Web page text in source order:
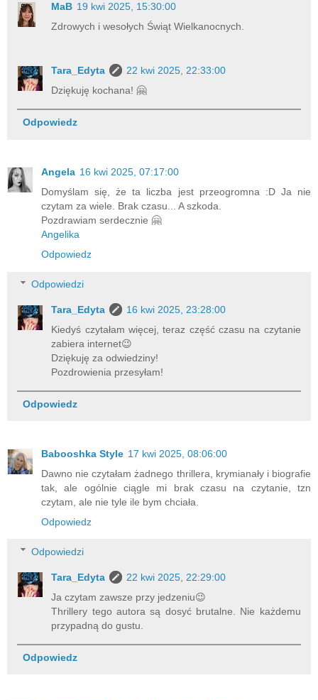
MaB 19 kwi 2025, 15:30:00
Zdrowych i wesołych Świąt Wielkanocnych.
Tara_Edyta
22 kwi 2025, 22:33:00
Dziękuję kochana! 🤗
Odpowiedz
Angela 16 kwi 2025, 07:17:00
Domyślam się, że ta liczba jest przeogromna :D Ja nie
czytam za wiele. Brak czasu... A szkoda.
Pozdrawiam serdecznie 🤗
Angelika
Odpowiedz
Odpowiedzi
Tara_Edyta
16 kwi 2025, 23:28:00
Kiedyś czytałam więcej, teraz część czasu na czytanie
zabiera internet😉
Dziękuję za odwiedziny!
Pozdrowienia przesyłam!
Odpowiedz
Babooshka Style 17 kwi 2025, 08:06:00
Dawno nie czytałam żadnego thrillera, krymianały i biografie
tak, ale ogólnie ciągle mi brak czasu na czytanie, tzn
czytam, ale nie tyle ile bym chciała.
Odpowiedz
Odpowiedzi
Tara_Edyta
22 kwi 2025, 22:29:00
Ja czytam zawsze przy jedzeniu😉
Thrillery tego autora są dosyć brutalne. Nie każdemu
przypadną do gustu.
Odpowiedz